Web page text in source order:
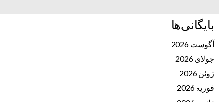
بایگانی‌ها
آگوست 2026
جولای 2026
ژوئن 2026
فوریه 2026